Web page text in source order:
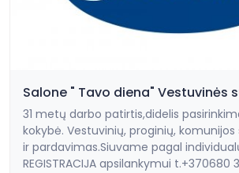
Salone " Tavo diena" Vestuvinės
31 metų darbo patirtis,didelis
kokybė. Vestuvinių, proginių,
ir pardavimas.Siuvame pagal
REGISTRACIJA apsilankymui t.+370680